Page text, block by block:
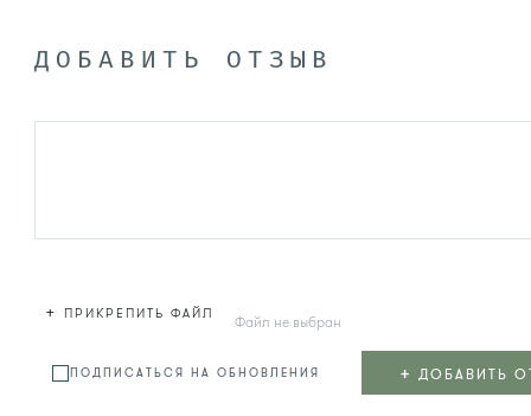
ДОБАВИТЬ ОТЗЫВ
+ ПРИКРЕПИТЬ ФАЙЛ Файл не выбран
ПОДПИСАТЬСЯ НА ОБНОВЛЕНИЯ + ДОБАВИТЬ